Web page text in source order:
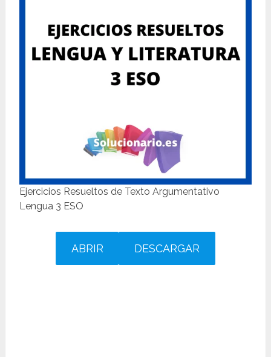
Ejercicios Resueltos de Texto Argumentativo
Lengua 3 ESO
ABRIR DESCARGAR